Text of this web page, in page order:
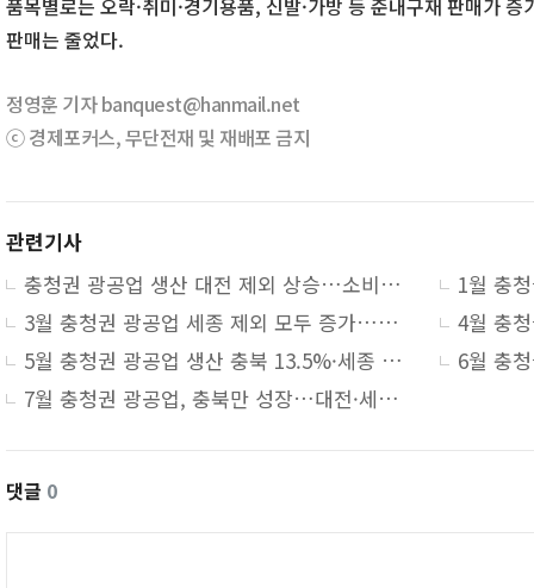
품목별로는 오락·취미·경기용품, 신발·가방 등 준내구재 판매가
판매는 줄었다.
정영훈 기자 banquest@hanmail.net
ⓒ 경제포커스, 무단전재 및 재배포 금지
관련기사
충청권 광공업 생산 대전 제외 상승…소비 부진 지속
1월 충
3월 충청권 광공업 세종 제외 모두 증가…소비는 세종만 6.7% 증가
5월 충청권 광공업 생산 충북 13.5%·세종 0.9%·대전 0.7%↑·충남 6.7%↓
7월 충청권 광공업, 충북만 성장…대전·세종 감소·충남 보합
댓글 0